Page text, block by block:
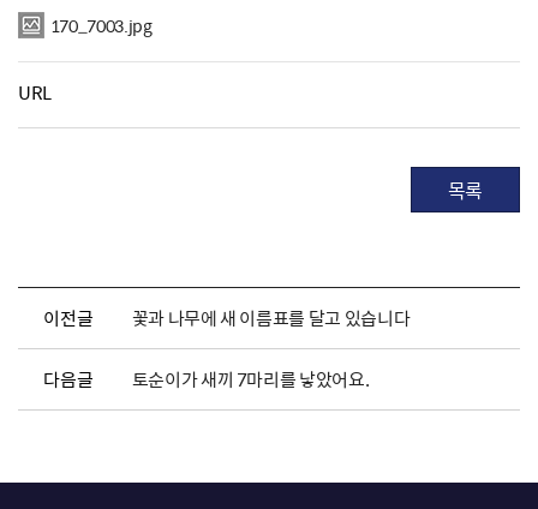
170_7003.jpg
URL
목록
이전글 꽃과 나무에 새 이름표를 달고 있습니다
다음글 토순이가 새끼 7마리를 낳았어요.